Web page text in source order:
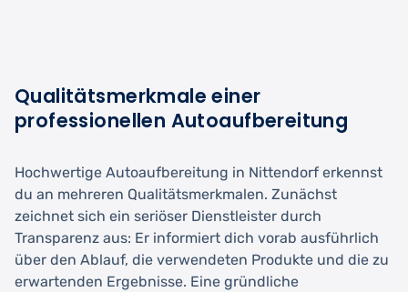
Qualitätsmerkmale einer
professionellen Autoaufbereitung
Hochwertige Autoaufbereitung in Nittendorf erkennst
du an mehreren Qualitätsmerkmalen. Zunächst
zeichnet sich ein seriöser Dienstleister durch
Transparenz aus: Er informiert dich vorab ausführlich
über den Ablauf, die verwendeten Produkte und die zu
erwartenden Ergebnisse. Eine gründliche